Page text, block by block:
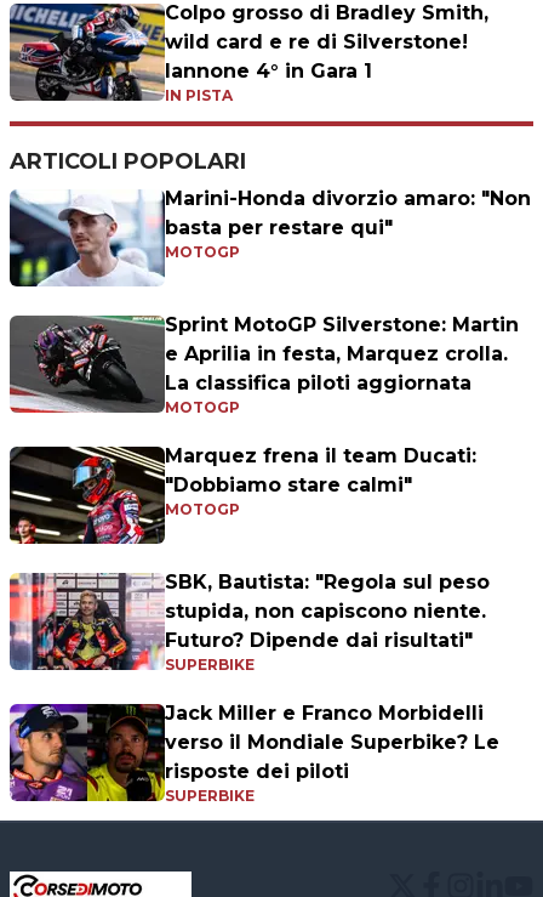
Colpo grosso di Bradley Smith,
wild card e re di Silverstone!
Iannone 4° in Gara 1
IN PISTA
ARTICOLI POPOLARI
Marini-Honda divorzio amaro: "Non
basta per restare qui"
MOTOGP
Sprint MotoGP Silverstone: Martin
e Aprilia in festa, Marquez crolla.
La classifica piloti aggiornata
MOTOGP
Marquez frena il team Ducati:
"Dobbiamo stare calmi"
MOTOGP
SBK, Bautista: "Regola sul peso
stupida, non capiscono niente.
Futuro? Dipende dai risultati"
SUPERBIKE
Jack Miller e Franco Morbidelli
verso il Mondiale Superbike? Le
risposte dei piloti
SUPERBIKE